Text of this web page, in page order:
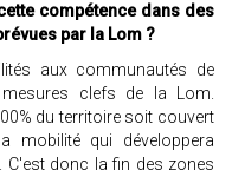
compétence dans des
par la Lom ?
aux communautés de
clefs de la Lom.
du territoire soit couvert
mobilité qui développera
C'est donc la fin des zones